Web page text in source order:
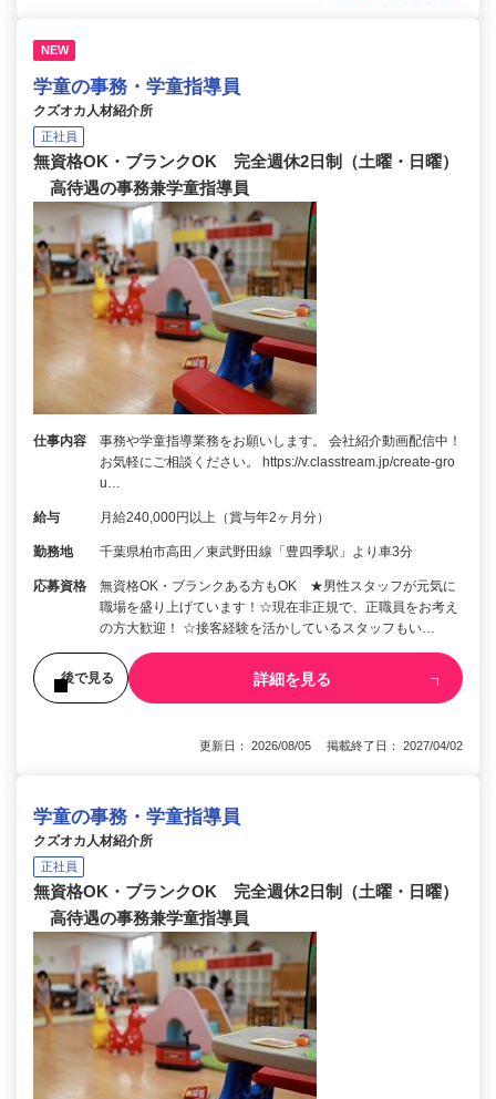
NEW
学童の事務・学童指導員
クズオカ人材紹介所
正社員
無資格OK・ブランクOK 完全週休2日制（土曜・日曜）
高待遇の事務兼学童指導員
仕事内容
事務や学童指導業務をお願いします。 会社紹介動画配信中！
お気軽にご相談ください。 https://v.classtream.jp/create-gro
u…
給与 月給240,000円以上（賞与年2ヶ月分）
勤務地 千葉県柏市高田／東武野田線「豊四季駅」より車3分
応募資格
無資格OK・ブランクある方もOK ★男性スタッフが元気に
職場を盛り上げています！☆現在非正規で、正職員をお考え
の方大歓迎！ ☆接客経験を活かしているスタッフもい…
後で見る 詳細を見る
更新日： 2026/08/05 掲載終了日： 2027/04/02
学童の事務・学童指導員
クズオカ人材紹介所
正社員
無資格OK・ブランクOK 完全週休2日制（土曜・日曜）
高待遇の事務兼学童指導員